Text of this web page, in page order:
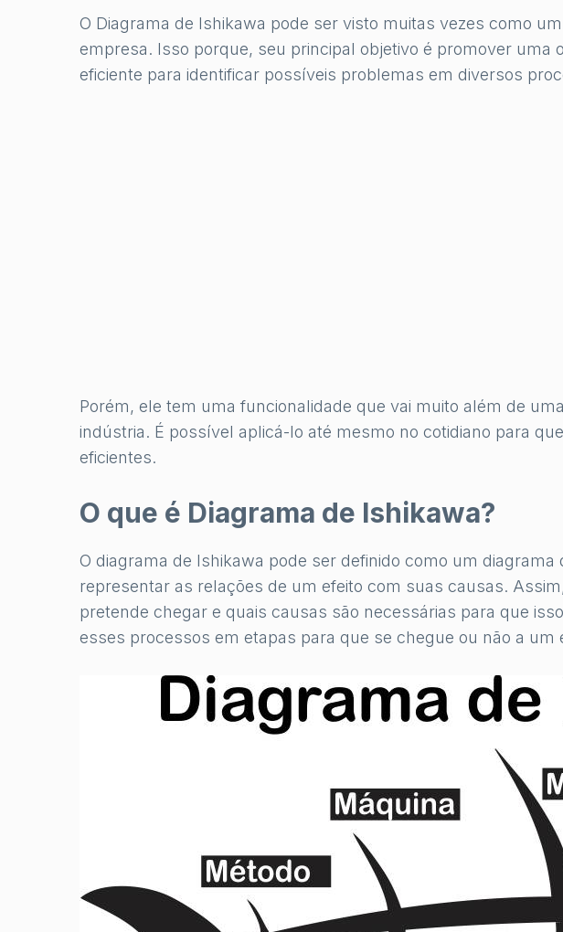
O Diagrama de Ishikawa pode ser visto muitas vezes como
empresa. Isso porque, seu principal objetivo é promover uma
eficiente para identificar possíveis problemas em diversos
Porém, ele tem uma funcionalidade que vai muito além de
indústria. É possível aplicá-lo até mesmo no cotidiano para
eficientes.
O que é Diagrama de Ishikawa?
O diagrama de Ishikawa pode ser definido como um
representar as relações de um efeito com suas causas.
pretende chegar e quais causas são necessárias para que
esses processos em etapas para que se chegue ou não a um